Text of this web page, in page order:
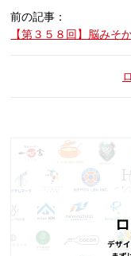
前の記事：
【第３５８回】脳みそ